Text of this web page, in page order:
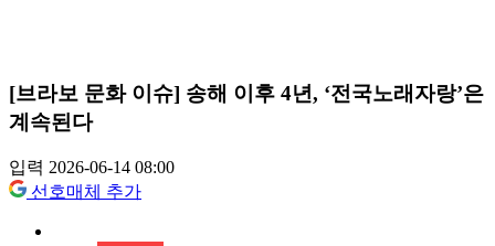
[브라보 문화 이슈] 송해 이후 4년, ‘전국노래자랑’은
계속된다
입력 2026-06-14 08:00
선호매체 추가